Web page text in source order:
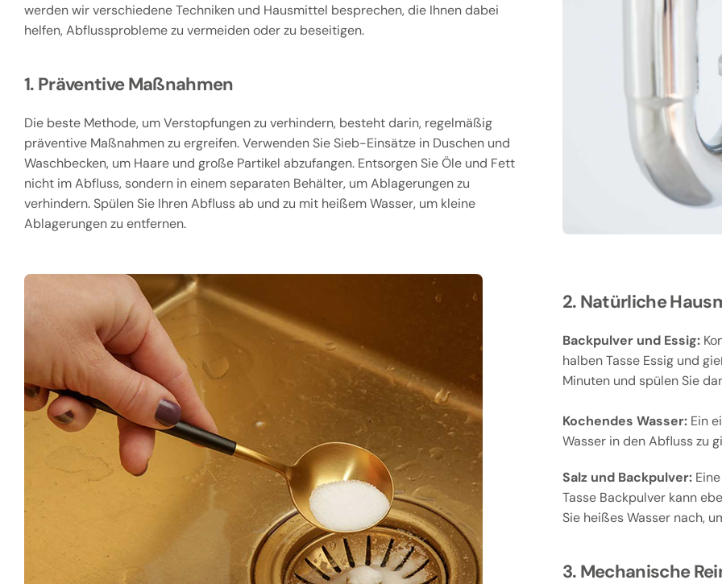
werden wir verschiedene Techniken und Hausmittel besprechen, die Ihnen dabei
helfen, Abflussprobleme zu vermeiden oder zu beseitigen.
1. Präventive Maßnahmen
Die beste Methode, um Verstopfungen zu verhindern, besteht darin, regelmäßig
präventive Maßnahmen zu ergreifen. Verwenden Sie Sieb-Einsätze in Duschen und
Waschbecken, um Haare und große Partikel abzufangen. Entsorgen Sie Öle und Fett
nicht im Abfluss, sondern in einem separaten Behälter, um Ablagerungen zu
verhindern. Spülen Sie Ihren Abfluss ab und zu mit heißem Wasser, um kleine
Ablagerungen zu entfernen.
2. Natürliche
Backpulver und Essig:
halben Tasse Essig und
Minuten und spülen Sie
Kochendes Wasser:Ein
Wasser in den Abfluss zu
Salz und Backpulver:Eine
Tasse Backpulver kann
Sie heißes Wasser nach,
3. Mechanische